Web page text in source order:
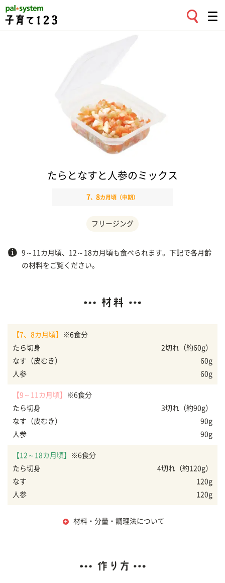
たらとなすと人参のミックス
7、 8カ月頃（中期）
フリージング
9～11カ月頃、12～18カ月頃も食べられます。下記で各月齢
の材料をご覧ください。
【7、8カ月頃】
※6食分
たら切身
なす（皮むき）
人参
2切れ（約60g）
60g
60g
【9～11カ月頃】
※6食分
たら切身
なす（皮むき）
人参
3切れ（約90g）
90g
90g
【12～18カ月頃】
※6食分
たら切身
なす
人参
4切れ（約120g）
120g
120g
材料・分量・調理法について